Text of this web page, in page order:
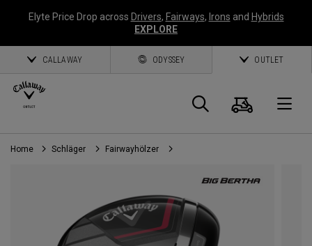
Elyte Price Drop across Drivers, Fairways, Irons and Hybrids
EXPLORE
CALLAWAY ODYSSEY OUTLET
Suche
Home Schläger Fairwayhölzer